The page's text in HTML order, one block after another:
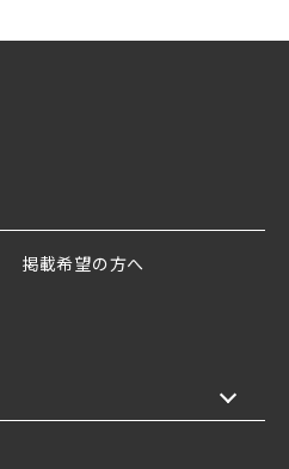
掲載希望の方へ